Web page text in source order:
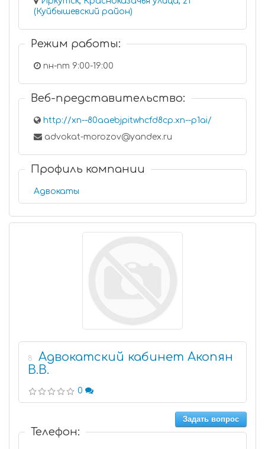
(Куйбышевский район)
Режим работы:
пн-пт 9:00-19:00
Веб-представительство:
http://xn--80aaebjpitwhcfd8cp.xn--p1ai/
advokat-morozov@yandex.ru
Профиль компании
Адвокаты
8
Адвокатский кабинет Акопян
В.В.
0
Задать вопрос
Телефон: